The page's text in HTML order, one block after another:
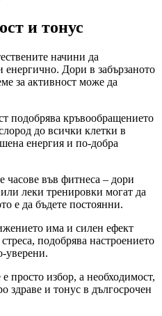
и тонус
начини да
енергично. Дори в забързаното
за активност може да
подобрява кръвообращението
до всички клетки в
енергия и по-добра
часове във фитнеса – дори
леки тренировки могат да
е да бъдете постоянни.
има и силен ефект
подобрява настроението
уверени.
просто избор, а необходимост,
здраве и тонус в дългосрочен